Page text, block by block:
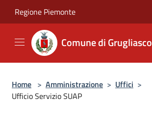
Regione Piemonte
Comune di Grugliasco
Home > Amministrazione > Uffici >
Ufficio Servizio SUAP